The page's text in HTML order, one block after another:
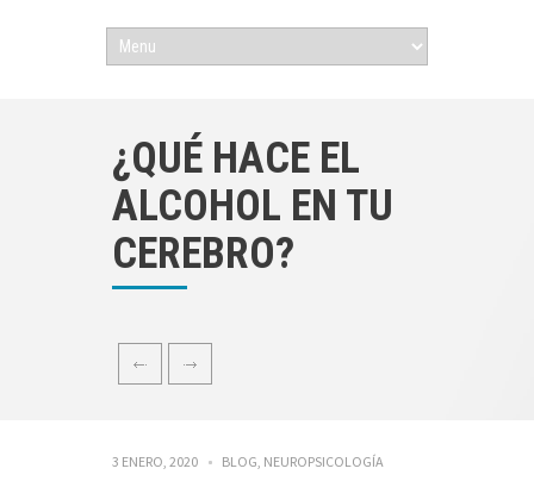
¿QUÉ HACE EL
ALCOHOL EN TU
CEREBRO?
3 ENERO, 2020 BLOG, NEUROPSICOLOGÍA